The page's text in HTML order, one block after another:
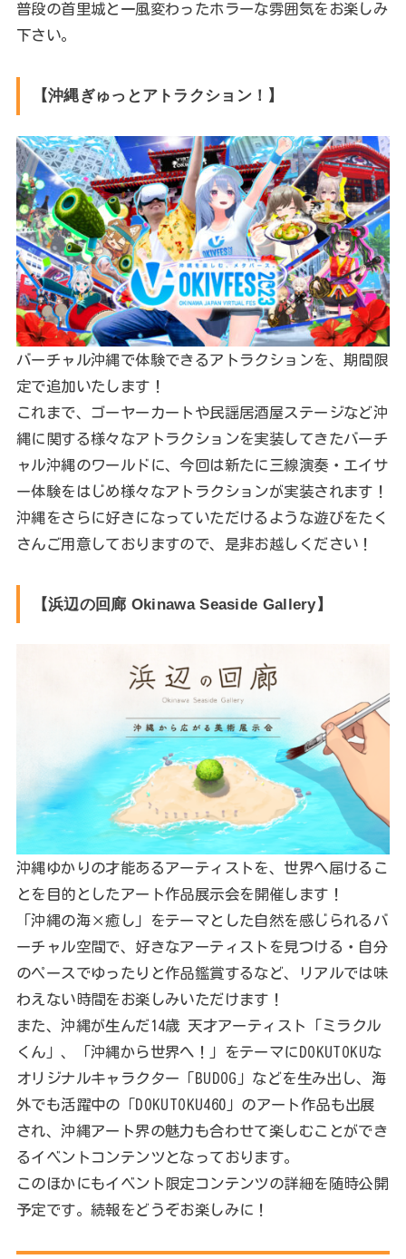
普段の首里城と一風変わったホラーな雰囲気をお楽しみ
下さい。
【沖縄ぎゅっとアトラクション！】
バーチャル沖縄で体験できるアトラクションを、期間限
定で追加いたします！
これまで、ゴーヤーカートや民謡居酒屋ステージなど沖
縄に関する様々なアトラクションを実装してきたバーチ
ャル沖縄のワールドに、今回は新たに三線演奏・エイサ
ー体験をはじめ様々なアトラクションが実装されます！
沖縄をさらに好きになっていただけるような遊びをたく
さんご用意しておりますので、是非お越しください！
【浜辺の回廊 Okinawa Seaside Gallery】
沖縄ゆかりの才能あるアーティストを、世界へ届けるこ
とを目的としたアート作品展示会を開催します！
「沖縄の海×癒し」をテーマとした自然を感じられるバ
ーチャル空間で、好きなアーティストを見つける・自分
のペースでゆったりと作品鑑賞するなど、リアルでは味
わえない時間をお楽しみいただけます！
また、沖縄が生んだ14歳 天才アーティスト「ミラクル
くん」、「沖縄から世界へ！」をテーマにDOKUTOKUな
オリジナルキャラクター「BUDOG」などを生み出し、海
外でも活躍中の「DOKUTOKU460」のアート作品も出展
され、沖縄アート界の魅力も合わせて楽しむことができ
るイベントコンテンツとなっております。
このほかにもイベント限定コンテンツの詳細を随時公開
予定です。続報をどうぞお楽しみに！